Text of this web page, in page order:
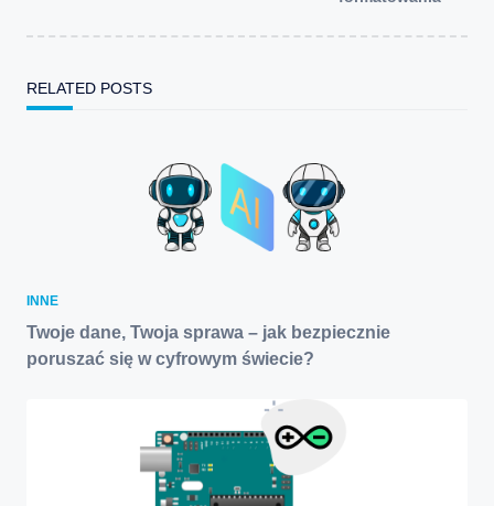
RELATED POSTS
INNE
Twoje dane, Twoja sprawa – jak bezpiecznie
poruszać się w cyfrowym świecie?